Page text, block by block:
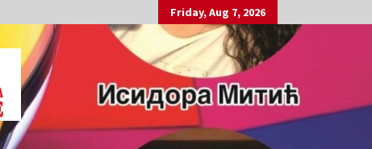
Friday, Aug 7, 2026